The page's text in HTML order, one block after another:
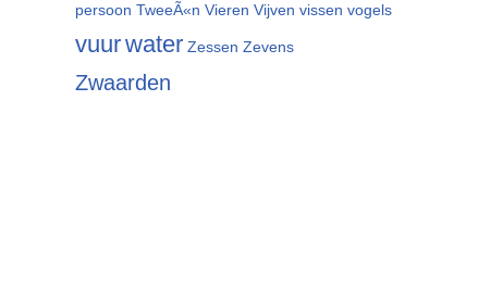
persoon TweeÃ«n Vieren Vijven vissen vogels
vuurwater Zessen Zevens
Zwaarden